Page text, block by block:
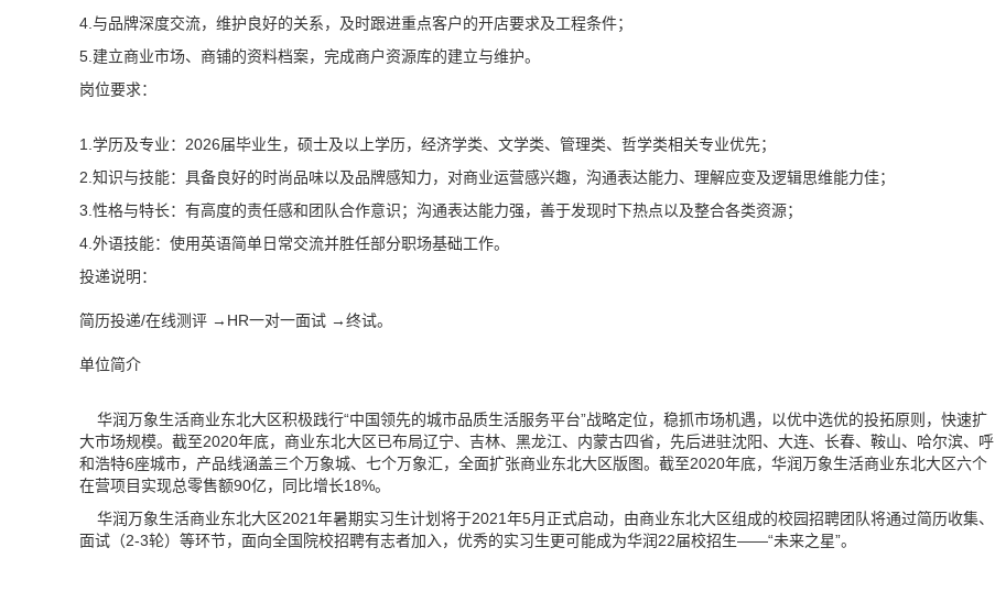
4.与品牌深度交流，维护良好的关系，及时跟进重点客户的开店要求及工程条件；
5.建立商业市场、商铺的资料档案，完成商户资源库的建立与维护。
岗位要求：
1.学历及专业：2026届毕业生，硕士及以上学历，经济学类、文学类、管理类、哲学类相关专业优先；
2.知识与技能：具备良好的时尚品味以及品牌感知力，对商业运营感兴趣，沟通表达能力、理解应变及逻辑思维能力佳；
3.性格与特长：有高度的责任感和团队合作意识；沟通表达能力强，善于发现时下热点以及整合各类资源；
4.外语技能：使用英语简单日常交流并胜任部分职场基础工作。
投递说明：
简历投递/在线测评 →HR一对一面试 →终试。
单位简介
华润万象生活商业东北大区积极践行“中国领先的城市品质生活服务平台”战略定位，稳抓市场机遇，以优中选优的投拓原则，快速扩
大市场规模。截至2020年底，商业东北大区已布局辽宁、吉林、黑龙江、内蒙古四省，先后进驻沈阳、大连、长春、鞍山、哈尔滨、呼
和浩特6座城市，产品线涵盖三个万象城、七个万象汇，全面扩张商业东北大区版图。截至2020年底，华润万象生活商业东北大区六个
在营项目实现总零售额90亿，同比增长18%。
华润万象生活商业东北大区2021年暑期实习生计划将于2021年5月正式启动，由商业东北大区组成的校园招聘团队将通过简历收集、
面试（2-3轮）等环节，面向全国院校招聘有志者加入，优秀的实习生更可能成为华润22届校招生——“未来之星”。